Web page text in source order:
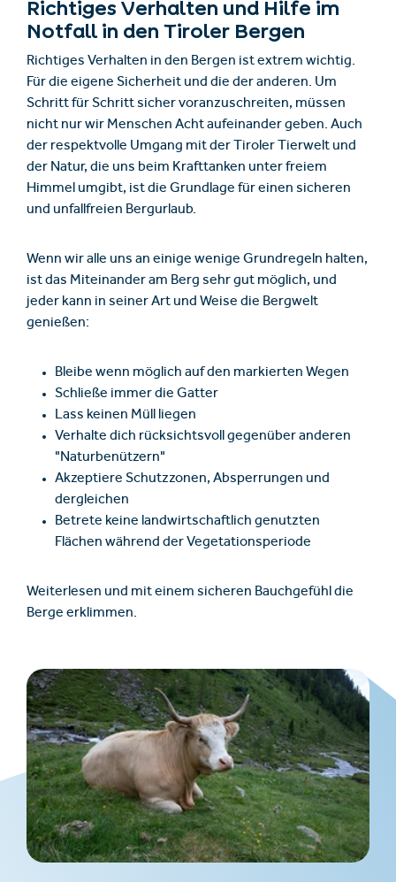
Richtiges Verhalten und Hilfe im
Notfall in den Tiroler Bergen
Richtiges Verhalten in den Bergen ist extrem wichtig.
Für die eigene Sicherheit und die der anderen. Um
Schritt für Schritt sicher voranzuschreiten, müssen
nicht nur wir Menschen Acht aufeinander geben. Auch
der respektvolle Umgang mit der Tiroler Tierwelt und
der Natur, die uns beim Krafttanken unter freiem
Himmel umgibt, ist die Grundlage für einen sicheren
und unfallfreien Bergurlaub.
Wenn wir alle uns an einige wenige Grundregeln halten,
ist das Miteinander am Berg sehr gut möglich, und
jeder kann in seiner Art und Weise die Bergwelt
genießen:
Bleibe wenn möglich auf den markierten Wegen
Schließe immer die Gatter
Lass keinen Müll liegen
Verhalte dich rücksichtsvoll gegenüber anderen
"Naturbenützern"
Akzeptiere Schutzzonen, Absperrungen und
dergleichen
Betrete keine landwirtschaftlich genutzten
Flächen während der Vegetationsperiode
Weiterlesen und mit einem sicheren Bauchgefühl die
Berge erklimmen.